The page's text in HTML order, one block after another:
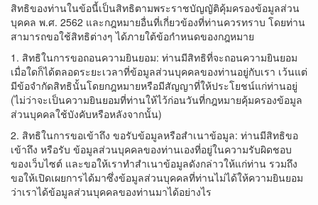
สิทธิของท่านในข้อนี้เป็นสิทธิตามพระราชบัญญัติคุ้มครองข้อมูลส่วน
บุคคล พ.ศ. 2562 และกฎหมายอื่นที่เกี่ยวข้องที่ท่านควรทราบ โดยท่าน
สามารถขอใช้สิทธิต่างๆ ได้ภายใต้ข้อกำหนดของกฎหมาย
1. สิทธิในการขอถอนความยินยอม: ท่านมีสิทธิที่จะถอนความยินยอม
เมื่อใดก็ได้ตลอดระยะเวลาที่ข้อมูลส่วนบุคคลของท่านอยู่กับเรา เว้นแต่
มีข้อจำกัดสิทธินั้นโดยกฎหมายหรือมีสัญญาที่ให้ประโยชน์แก่ท่านอยู่
(ไม่ว่าจะเป็นความยินยอมที่ท่านให้ไว้ก่อนวันที่กฎหมายคุ้มครองข้อมูล
ส่วนบุคคลใช้บังคับหรือหลังจากนั้น)
2. สิทธิในการขอเข้าถึง ขอรับข้อมูลหรือสำเนาข้อมูล: ท่านมีสิทธิขอ
เข้าถึง หรือรับ ข้อมูลส่วนบุคคลของท่านเองที่อยู่ในความรับผิดชอบ
ของเว็บไซต์ และขอให้เราทำสำเนาข้อมูลดังกล่าวให้แก่ท่าน รวมถึง
ขอให้เปิดเผยการได้มาซึ่งข้อมูลส่วนบุคคลที่ท่านไม่ได้ให้ความยินยอม
ว่าเราได้ข้อมูลส่วนบุคคลของท่านมาได้อย่างไร